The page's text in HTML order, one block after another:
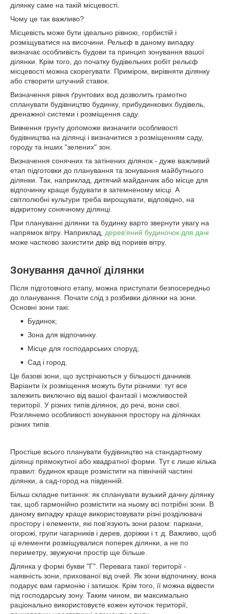
ділянку саме на такій місцевості.
Чому це так важливо?
Місцевість може бути ідеально рівною, горбистій і
розміщуватися на височини. Рельєф в даному випадку
визначає особливість будови та принцип зонування вашої
ділянки. Крім того, до початку будівельних робіт рельєф
місцевості можна скорегувати. Приміром, вирівняти ділянку
або створити штучний ставок.
Визначення рівня ґрунтових вод дозволить грамотно
спланувати будівництво будинку, прибудинкових будівель,
дренажної системи і розміщення саду.
Вивчення грунту допоможе визначити особливості
будівництва на ділянці і визначитися з розміщенням саду,
городу та інших "зелених" зон.
Визначення сонячних та затінених ділянок - дуже важливий
етап підготовки до планування та зонування майбутнього
ділянки. Так, наприклад, дитячий майданчик або місце для
відпочинку краще будувати в затемненому місці. А
світлолюбні культури треба вирощувати, відповідно, на
відкритому сонячному ділянці.
При плануванні ділянки та будинку варто звернути увагу на
напрямок вітру. Наприклад, дерев'яний будиночок для дачі
може частково захистити двір від поривів вітру.
Зонування дачної ділянки
Після підготовчого етапу, можна приступати безпосередньо
до планування. Почати слід з розбивки ділянки на зони.
Основні зони такі:
Будинок;
Зона для відпочинку.
Місце для господарських споруд;
Сад і город.
Це базові зони, що зустрічаються у більшості дачників.
Варіанти їх розміщення можуть бути різними: тут все
залежить виключно від вашої фантазії і можливостей
території. У різних типів ділянок, до речі, вони свої.
Розглянемо особливості зонування простору на ділянках
різних типів.
Простіше всього планувати будівництво на стандартному
ділянці прямокутної або квадратної форми. Тут є лише кілька
правил: будинок краще розмістити на північній частині
ділянки, а сад-город на південній.
Більш складне питання: як спланувати вузький дачну ділянку
так, щоб гармонійно розмістити на ньому всі потрібні зони. В
даному випадку краще використовувати різні розділювачі
простору і елементи, які пов'язують зони разом: паркани,
огорожі, групи чагарників і дерев, доріжки і т. д. Важливо, щоб
ці елементи розміщувалися поперек ділянки, а не по
периметру, звужуючи простір ще більше.
Ділянка у формі букви "Г". Перевага такої території -
наявність зони, прихованої від очей. Як зони відпочинку, вона
подарує вам гармонію і затишок. Крім того, її можна відвести
під господарську зону. Таким чином, ви максимально
раціонально використовуєте кожен куточок території,